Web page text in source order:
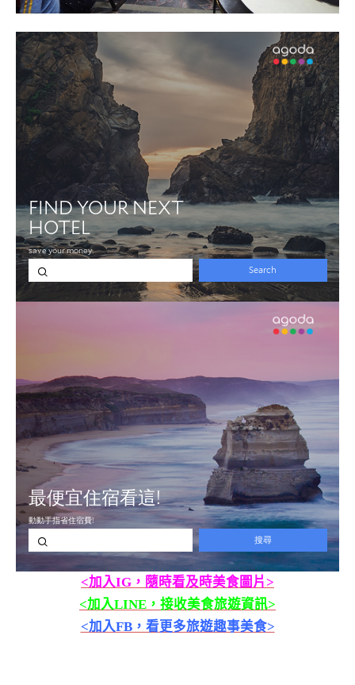
<加入IG，隨時看及時美食圖片>
<加入LINE，接收美食旅遊資訊>
<加入FB，看更多旅遊趣事美食>